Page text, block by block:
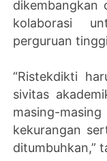
dikembangkan
kolaborasi
perguruan
“Ristekdikti
sivitas
masing-
kekurangan
ditumbuhkan,”